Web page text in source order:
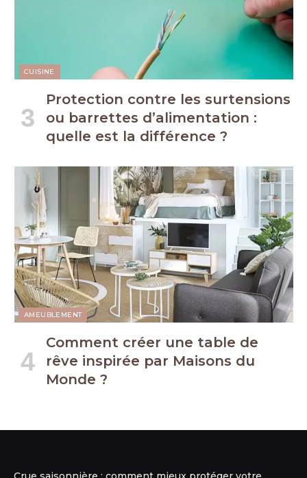
CUISINE
Protection contre les surtensions
ou barrettes d’alimentation :
quelle est la différence ?
AMEUBLEMENT
Comment créer une table de
rêve inspirée par Maisons du
Monde ?